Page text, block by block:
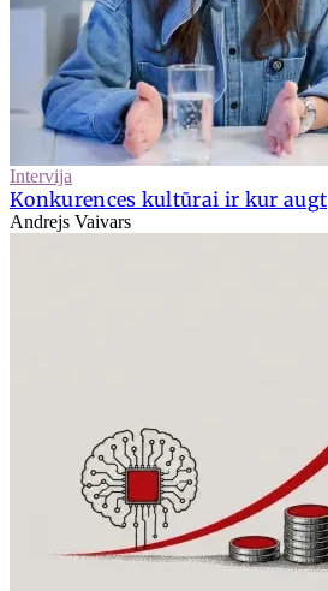
Intervija
Konkurences kultūrai ir kur augt
Andrejs Vaivars